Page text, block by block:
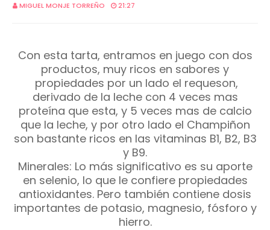
MIGUEL MONJE TORREÑO 21:27
Con esta tarta, entramos en juego con dos
productos, muy ricos en sabores y
propiedades por un lado el requeson,
derivado de la leche con 4 veces mas
proteína que esta, y 5 veces mas de calcio
que la leche, y por otro lado el Champiñon
son bastante ricos en las vitaminas B1, B2, B3
y B9.
Minerales: Lo más significativo es su aporte
en selenio, lo que le confiere propiedades
antioxidantes. Pero también contiene dosis
importantes de potasio, magnesio, fósforo y
hierro.